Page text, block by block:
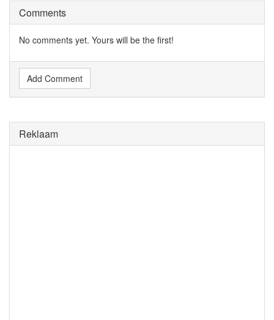
Comments
No comments yet. Yours will be the first!
Add Comment
Reklaam